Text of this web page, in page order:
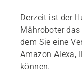
Derzeit ist der
Mähroboter
dem Sie eine
Amazon Alexa,
können.